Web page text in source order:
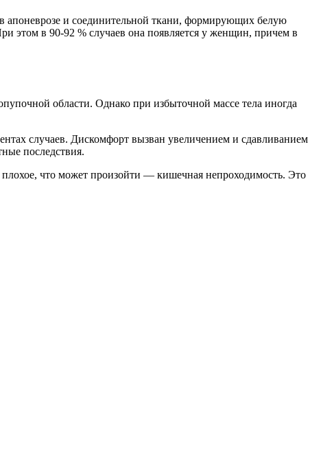
апоневрозе и соединительной ткани, формирующих белую
этом в 90-92 % случаев она появляется у женщин, причем в
области. Однако при избыточной массе тела иногда
случаев. Дискомфорт вызван увеличением и сдавливанием
последствия.
что может произойти — кишечная непроходимость. Это